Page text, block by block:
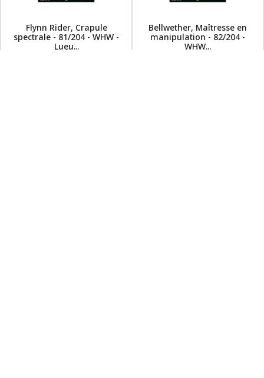
Flynn Rider, Crapule
spectrale - 81/204 - WHW -
Lueu...
Bellwether, Maîtresse en
manipulation - 82/204 -
WHW...